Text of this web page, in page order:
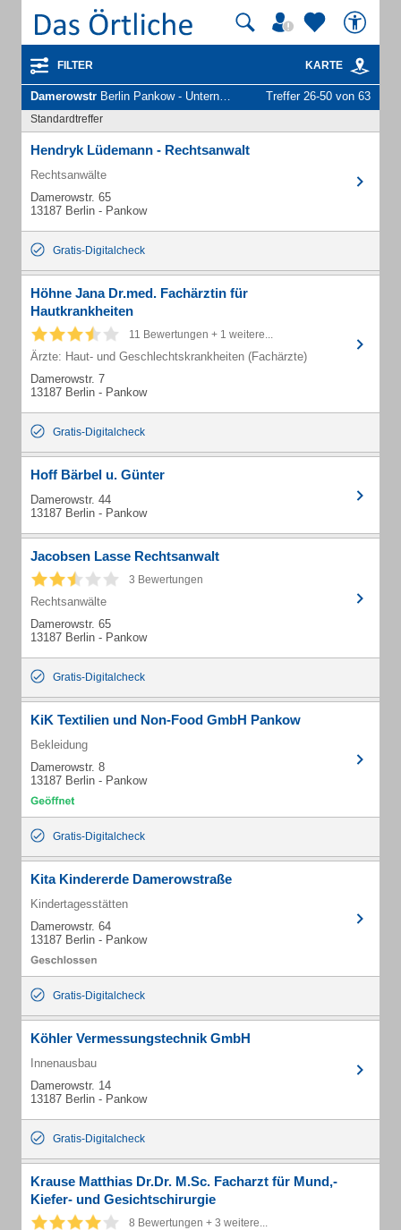
FILTER KARTE
Damerowstr Berlin Pankow - Unternehmen und Personen Treffer 26-50 von 63
Standardtreffer
Hendryk Lüdemann - Rechtsanwalt
Rechtsanwälte
Damerowstr. 65
13187 Berlin - Pankow
Gratis-Digitalcheck
Höhne Jana Dr.med. Fachärztin für
Hautkrankheiten
11 Bewertungen + 1 weitere...
Ärzte: Haut- und Geschlechtskrankheiten (Fachärzte)
Damerowstr. 7
13187 Berlin - Pankow
Gratis-Digitalcheck
Hoff Bärbel u. Günter
Damerowstr. 44
13187 Berlin - Pankow
Jacobsen Lasse Rechtsanwalt
3 Bewertungen
Rechtsanwälte
Damerowstr. 65
13187 Berlin - Pankow
Gratis-Digitalcheck
KiK Textilien und Non-Food GmbH Pankow
Bekleidung
Damerowstr. 8
13187 Berlin - Pankow
Gratis-Digitalcheck
Kita Kindererde Damerowstraße
Kindertagesstätten
Damerowstr. 64
13187 Berlin - Pankow
Gratis-Digitalcheck
Köhler Vermessungstechnik GmbH
Innenausbau
Damerowstr. 14
13187 Berlin - Pankow
Gratis-Digitalcheck
Krause Matthias Dr.Dr. M.Sc. Facharzt für Mund,-
Kiefer- und Gesichtschirurgie
8 Bewertungen + 3 weitere...